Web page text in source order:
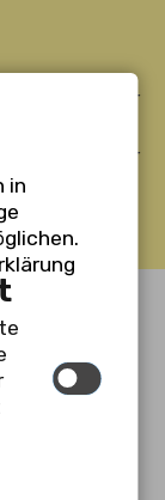
bis 16:30 Uhr
bis 18:00 Uhr
in